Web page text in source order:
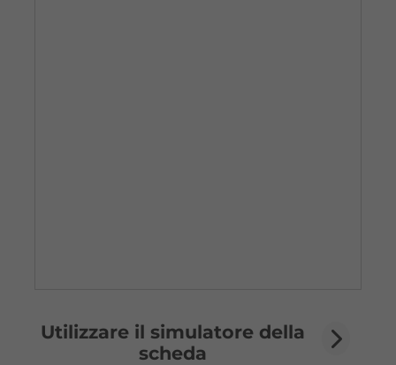
Utilizzare il simulatore della
scheda